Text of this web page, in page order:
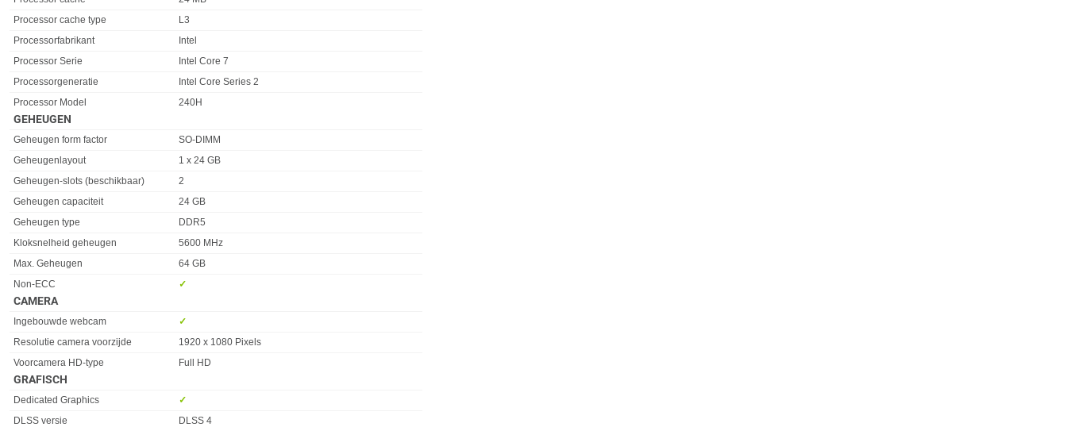
Processor cache type
L3
Processorfabrikant
Intel
Processor Serie
Intel Core 7
Processorgeneratie
Intel Core Series 2
Processor Model
240H
GEHEUGEN
Eigenschap Waarde
Geheugen form factor
SO-DIMM
Geheugenlayout
1 x 24 GB
Geheugen-slots (beschikbaar)
2
Geheugen capaciteit
24 GB
Geheugen type
DDR5
Kloksnelheid geheugen
5600 MHz
Max. Geheugen
64 GB
Non-ECC
✓︎
CAMERA
Eigenschap Waarde
Ingebouwde webcam
✓︎
Resolutie camera voorzijde
1920 x 1080 Pixels
Voorcamera HD-type
Full HD
GRAFISCH
Eigenschap Waarde
Dedicated Graphics
✓︎
DLSS versie
DLSS 4